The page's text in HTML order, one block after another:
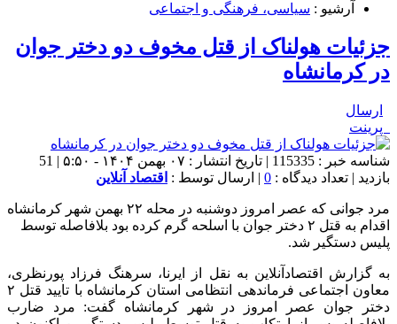
آرشیو : سیاسی، فرهنگی و اجتماعی
جزئیات هولناک از قتل مخوف دو دختر جوان
در کرمانشاه
ارسال
پرینت
شناسه خبر : 115335 | تاریخ انتشار : ۰۷ بهمن ۱۴۰۴ - ۵:۵۰ | 51
بازدید | تعداد دیدگاه : 0 | ارسال توسط : اقتصاد آنلاین
مرد جوانی که عصر امروز دوشنبه در محله ۲۲ بهمن شهر کرمانشاه
اقدام به قتل ۲ دختر جوان با اسلحه گرم کرده بود بلافاصله توسط
پلیس دستگیر شد.
به گزارش اقتصادآنلاین به نقل از ایرنا، سرهنگ فرزاد پورنظری،
معاون اجتماعی فرماندهی انتظامی استان کرمانشاه با تایید قتل ۲
دختر جوان عصر امروز در شهر کرمانشاه گفت: مرد ضارب